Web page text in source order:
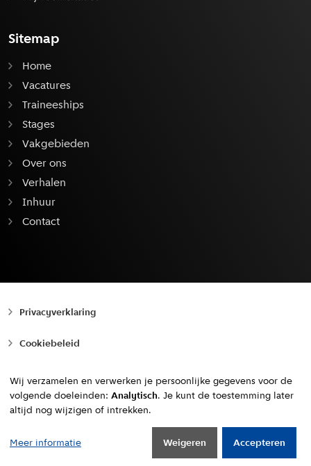
Sitemap
Home
Vacatures
Traineeships
Stages
Vakgebieden
Over ons
Verhalen
Inhuur
Contact
Privacyverklaring
Cookiebeleid
Toegankelijkheid
Copyright © 2010 - 2026, Gemeente Amsterdam
Naar boven
Wij verzamelen en verwerken je persoonlijke gegevens voor de
volgende doeleinden: Analytisch. Je kunt de toestemming later
altijd nog wijzigen of intrekken.
Meer informatie Weigeren Accepteren